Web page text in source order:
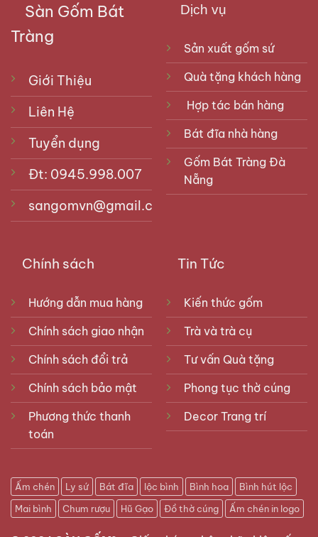
Sàn Gốm Bát
Tràng
Giới Thiệu
Liên Hệ
Tuyển dụng
Đt: 0945.998.007
sangomvn@gmail.com
Dịch vụ
Sản xuất gốm sứ
Quà tặng khách hàng
Hợp tác bán hàng
Bát đĩa nhà hàng
Gốm Bát Tràng Đà
Nẵng
Chính sách
Hướng dẫn mua hàng
Chính sách giao nhận
Chính sách đổi trả
Chính sách bảo mật
Phương thức thanh
toán
Tin Tức
Kiến thức gốm
Trà và trà cụ
Tư vấn Quà tặng
Phong tục thờ cúng
Decor Trang trí
Ấm chén Ly sứ Bát đĩa lộc bình Bình hoa
Bình hút lộc
Mai bình
Chum rượu Hũ Gạo Đồ thờ cúng Ấm chén in logo